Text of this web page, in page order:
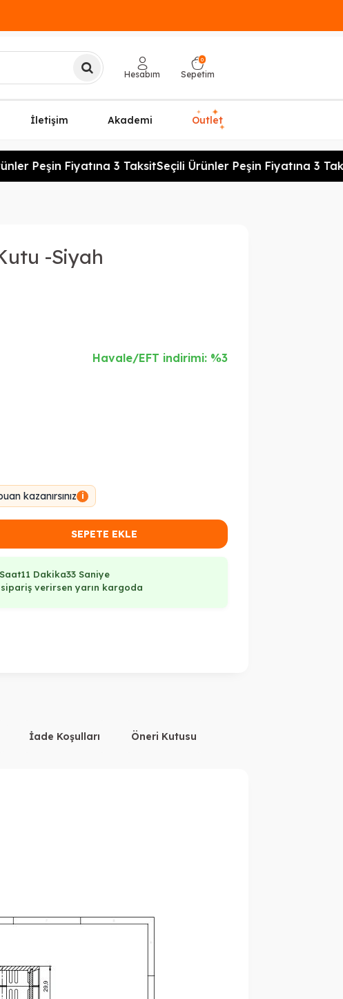
Hesabım
0
Sepetim
İletişim Akademi Outlet
✦ ✦
✦
Peşin Fiyatına 3 TaksitSeçili Ürünler Peşin Fiyatına 3
-Siyah
Havale/EFT indirimi: %3
kazanırsınız i
SEPETE EKLE
11 Dakika32 Saniye
verirsen yarın kargoda
İade Koşulları Öneri Kutusu